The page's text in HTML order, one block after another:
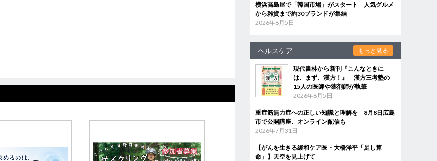
横浜高島屋で「韓国市場」がスタート 人気グルメ
から雑貨まで約30ブランドが集結
2026年8月5日
ヘルスケア もっと見る
現代書林から新刊『こんなときに
は、まず、漢方！』 漢方三考塾の
15人の医師や薬剤師が執筆
2026年8月5日
重症筋無力症への正しい知識と理解を 8月8日広島
市で公開講座、オンライン配信も
2026年7月31日
【がんを生きる緩和ケア医・大橋洋平「足し算
命」】天空を見上げて